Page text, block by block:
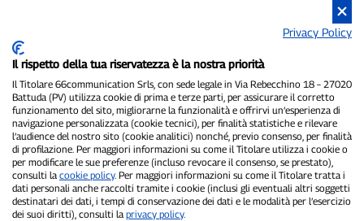
P300.it è una Testata Giornalistica indipendente
Registrazione numero 1/2021 del 1/2/2021 - Tribunale di Pavia
Proprietario ed editore:66communication Srls- P.IVA
02798890188
Direttore Responsabile:Alessandro Secchi- Vicedirettore:Federico
Benedusi
Privacy Policy
Il rispetto della tua riservatezza è la nostra priorità
Il Titolare 66communication Srls, con sede legale in Via Rebecchino 18 – 27020
Battuda (PV) utilizza cookie di prima e terze parti, per assicurare il corretto
funzionamento del sito, migliorarne la funzionalità e offrirvi un’esperienza di
navigazione personalizzata (cookie tecnici), per finalità statistiche e rilevare
l’audience del nostro sito (cookie analitici) nonché, previo consenso, per finalità
di profilazione. Per maggiori informazioni su come il Titolare utilizza i cookie o
per modificare le sue preferenze (incluso revocare il consenso, se prestato),
consulti la cookie policy. Per maggiori informazioni su come il Titolare tratta i
dati personali anche raccolti tramite i cookie (inclusi gli eventuali altri soggetti
destinatari dei dati, i tempi di conservazione dei dati e le modalità per l’esercizio
dei suoi diritti), consulti la privacy policy.